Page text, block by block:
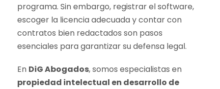
programa. Sin embargo, registrar el software,
escoger la licencia adecuada y contar con
contratos bien redactados son pasos
esenciales para garantizar su defensa legal.
En DiG Abogados, somos especialistas en
propiedad intelectual en desarrollo de